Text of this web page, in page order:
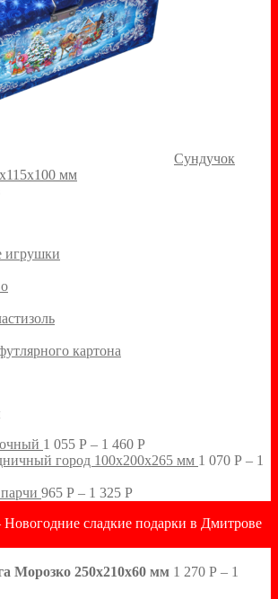
Сундучок
мм
игрушки
картона
1 055 Р – 1 460 Р
город 100х200х265 мм 1 070 Р – 1
965 Р – 1 325 Р
сладкие подарки в Дмитрове
Морозко 250х210х60 мм 1 270 Р – 1